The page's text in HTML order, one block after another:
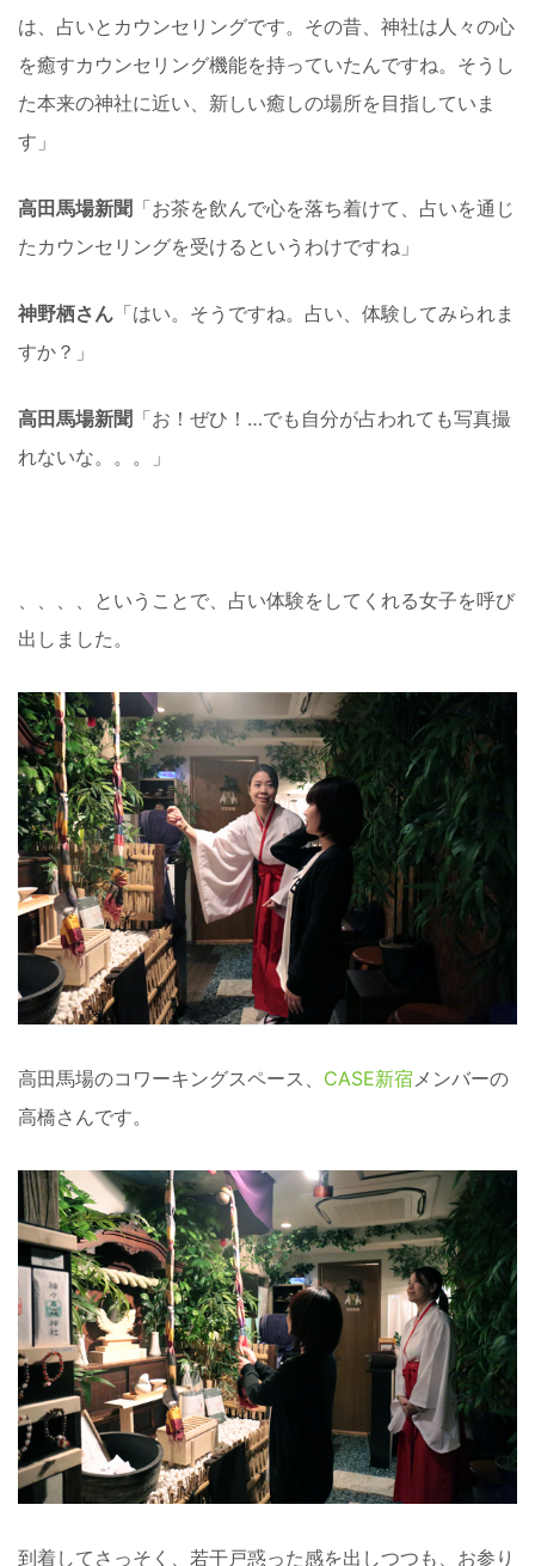
は、占いとカウンセリングです。その昔、神社は人々の心
を癒すカウンセリング機能を持っていたんですね。そうし
た本来の神社に近い、新しい癒しの場所を目指していま
す」
高田馬場新聞 「お茶を飲んで心を落ち着けて、占いを通じ
たカウンセリングを受けるというわけですね」
神野栖さん 「はい。そうですね。占い、体験してみられま
すか？」
高田馬場新聞 「お！ぜひ！…でも自分が占われても写真撮
れないな。。。」
、、、、ということで、占い体験をしてくれる女子を呼び
出しました。
高田馬場のコワーキングスペース、 CASE新宿メンバーの
高橋さんです。
到着してさっそく、若干戸惑った感を出しつつも、お参り